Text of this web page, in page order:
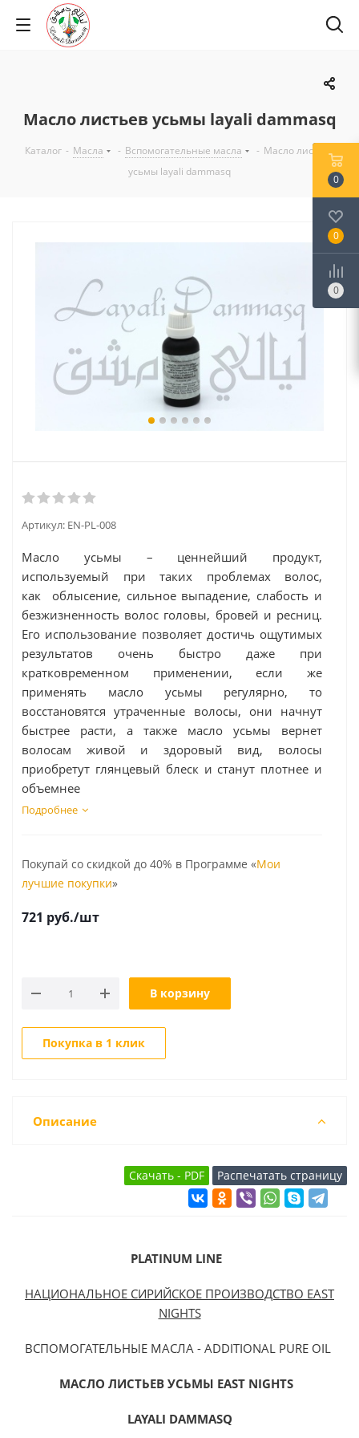
Масло листьев усьмы layali dammasq
Каталог - Масла - Вспомогательные масла - Масло листьев
усьмы layali dammasq
Артикул: EN-PL-008
Масло усьмы – ценнейший продукт,
используемый при таких проблемах волос,
как облысение, сильное выпадение, слабость и
безжизненность волос головы, бровей и ресниц.
Его использование позволяет достичь ощутимых
результатов очень быстро даже при
кратковременном применении, если же
применять масло усьмы регулярно, то
восстановятся утраченные волосы, они начнут
быстрее расти, а также масло усьмы вернет
волосам живой и здоровый вид, волосы
приобретут глянцевый блеск и станут плотнее и
объемнее
Подробнее
Покупай со скидкой до 40% в Программе «Мои
лучшие покупки»
721 руб./шт
В корзину
Покупка в 1 клик
Описание
PLATINUM LINE
НАЦИОНАЛЬНОЕ СИРИЙСКОЕ ПРОИЗВОДСТВО EAST
NIGHTS
ВСПОМОГАТЕЛЬНЫЕ МАСЛА - ADDITIONAL PURE OIL
МАСЛО ЛИСТЬЕВ УСЬМЫ EAST NIGHTS
LAYALI DAMMASQ
0
0
0